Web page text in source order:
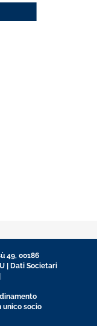
49, 00186
|
Dati Societari
unico socio